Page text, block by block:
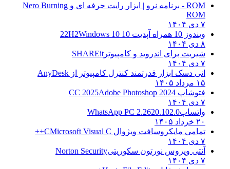
ROM - برنامه نرو | ابزار رایت حرفه ای و
Nero Burning
ROM
ویندوز 10 همراه آپدیت 10 22H2
Windows 10
شیریت برای اندروید و کامپیوترSHAREit
انی دسک ابزار قدرتمند کنترل کامپیوتر ازAnyDesk
فتوشاپ CC 2025Adobe Photoshop 2024
واتساپWhatsApp PC 2.2620.102.0
تمامی مایکروسافت ویژوال CMicrosoft Visual C++
آنتی ویروس نورتون سکوریتیNorton Security